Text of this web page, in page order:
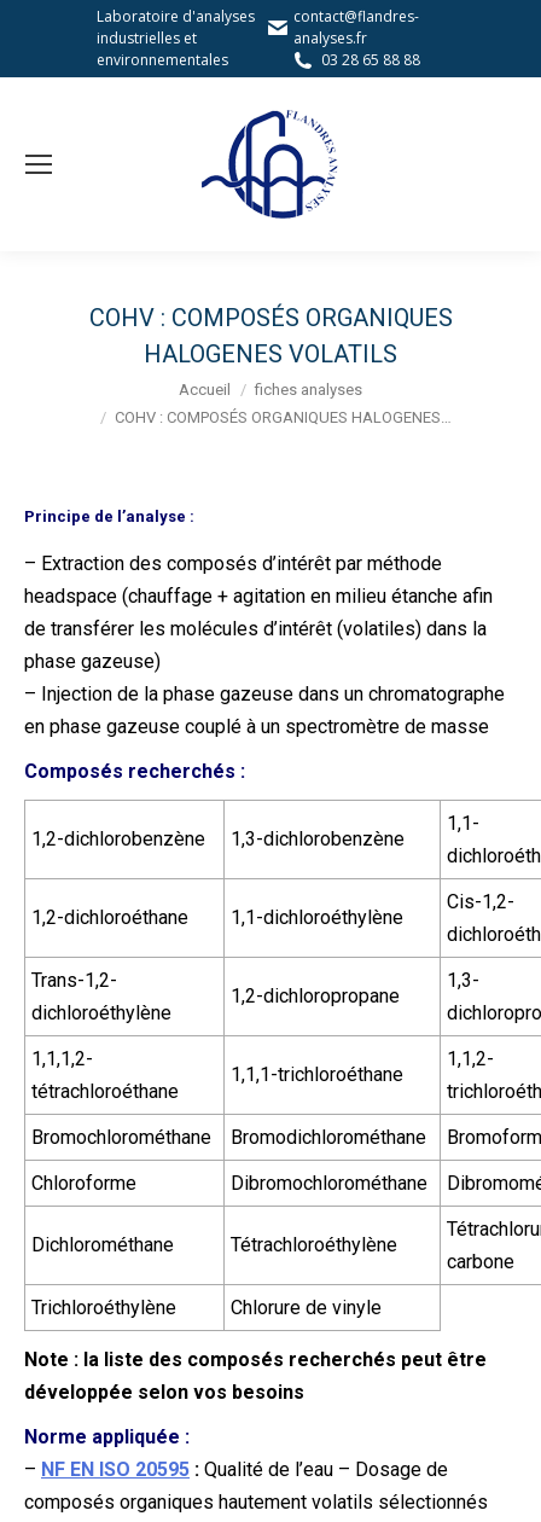
Laboratoire d'analyses
industrielles et
environnementales
contact@flandres-
analyses.fr
03 28 65 88 88
COHV : COMPOSÉS ORGANIQUES
HALOGENES VOLATILS
Accueil
fiches analyses
COHV : COMPOSÉS ORGANIQUES HALOGENES…
Principe de l’analyse :
– Extraction des composés d’intérêt par méthode
headspace (chauffage + agitation en milieu étanche afin
de transférer les molécules d’intérêt (volatiles) dans la
phase gazeuse)
– Injection de la phase gazeuse dans un chromatographe
en phase gazeuse couplé à un spectromètre de masse
Composés recherchés :
1,2-dichlorobenzène 1,3-dichlorobenzène
1,1-
1,2-dichloroéthane 1,1-dichloroéthylène
Cis-1,2-
Trans-1,2-
dichloroéthylène
1,2-dichloropropane
1,3-
1,1,1,2-
tétrachloroéthane
1,1,1-trichloroéthane
1,1,2-
Bromochlorométhane
Bromodichlorométhane
Chloroforme
Dibromochlorométhane
Dichlorométhane Tétrachloroéthylène
carbone
Trichloroéthylène
Chlorure de vinyle
Note : la liste des composés recherchés peut être
développée selon vos besoins
Norme appliquée :
– NF EN ISO 20595 : Qualité de l’eau – Dosage de
composés organiques hautement volatils sélectionnés